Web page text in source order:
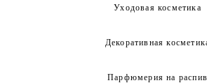
Уходовая косметика
Декоративная
Парфюмерия на распив